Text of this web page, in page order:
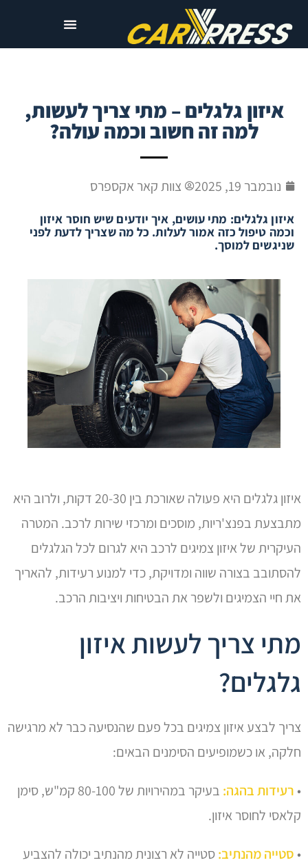
איזון גלגלים – מתי צריך לעשות,
למה זה חשוב וכמה עולה?
נובמבר 19, 2025 צוות קאר אקספרס
איזון גלגלים: מתי עושים, איך יודעים שיש חוסר איזון
וכמה טיפול כזה אמור לעלות. כל מה שצריך לדעת לפני
שניגשים למוסך.
איזון גלגלים היא פעולה שאורכת בין 20-30 דקות, ולרוב היא
מתבצעת בפנצ'ריות, מוסכים ומרכזי שירות לרכב. המטרה
העיקרית של איזון צמיגים לרכב היא לגרום לכל הגלגלים
להסתובב בצורה שווה ומדויקת, כדי למנוע רעידות, להאריך
את חיי הצמיגים ולשפר את הבטיחות ויציבות הרכב.
מתי צריך לעשות איזון
גלגלים?
צריך לבצע איזון צמיגים בכל פעם שהנסיעה כבר לא מרגישה
חלקה, או כשמופיעים הסימנים הבאים:
• רעידות בהגה:
בעיקר במהירויות של 80-100 קמ"ש, סימן
קלאסי לחוסר איזון.
• סטייה מהנתיב:סטייה לא רצונית מהנתיב יכולה להצביע